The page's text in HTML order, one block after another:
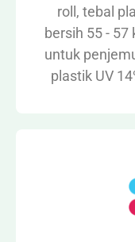
roll, tebal
bersih 55 - 57
untuk
plastik UV